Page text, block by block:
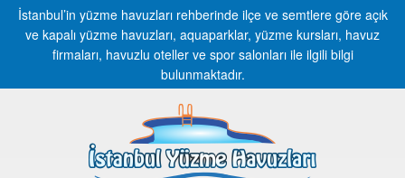
İstanbul’in yüzme havuzları rehberinde ilçe ve semtlere göre açık
ve kapalı yüzme havuzları, aquaparklar, yüzme kursları, havuz
firmaları, havuzlu oteller ve spor salonları ile ilgili bilgi
bulunmaktadır.